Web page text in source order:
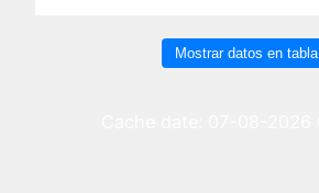
Mostrar datos en tabla